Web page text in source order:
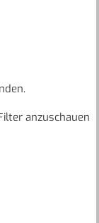
anzuschauen